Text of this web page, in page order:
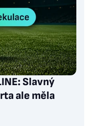
Slavný
ale měla